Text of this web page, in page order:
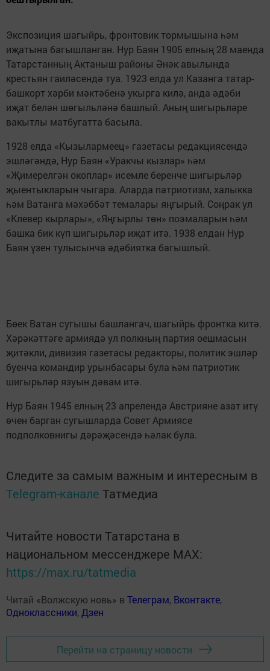
Экспозиция шагыйрь, фронтовик тормышына һәм
иҗатына багышланган. Нур Баян 1905 елның 28 маенда
Татарстанның Актаныш районы Әнәк авылында
крестьян гаиләсендә туа. 1923 елда ул Казанга татар-
башкорт хәрби мәктәбенә укырга килә, анда әдәби
иҗат белән шөгыльләнә башлый. Аның шигырьләре
вакытлы матбугатта басыла.
1928 елда «Кызылармеец» газетасы редакциясендә
эшләгәндә, Нур Баян «Уракчы кызлар» һәм
«Җимерелгән окоплар» исемле беренче шигырьләр
җыентыкларын чыгара. Аларда патриотизм, халыкка
һәм Ватанга мәхәббәт темалары яңгырый. Соңрак ул
«Клевер кырлары», «Яңгырлы төн» поэмаларын һәм
башка бик күп шигырьләр иҗат итә. 1938 елдан Нур
Баян үзен тулысынча әдәбиятка багышлый.
Бөек Ватан сугышы башлангач, шагыйрь фронтка китә.
Хәрәкәттәге армиядә ул полкның партия оешмасын
җитәкли, дивизия газетасы редакторы, политик эшләр
буенча командир урынбасары була һәм патриотик
шигырьләр язуын дәвам итә.
Нур Баян 1945 елның 23 апрелендә Австрияне азат итү
өчен барган сугышларда Совет Армиясе
подполковнигы дәрәҗәсендә һәлак була.
Следите за самым важным и интересным в
Telegram-канале Татмедиа
Читайте новости Татарстана в
национальном мессенджере MАХ:
https://max.ru/tatmedia
Читай «Волжскую новь» в Телеграм, Вконтакте,
Одноклассники,Дзен
Перейти на страницу новости